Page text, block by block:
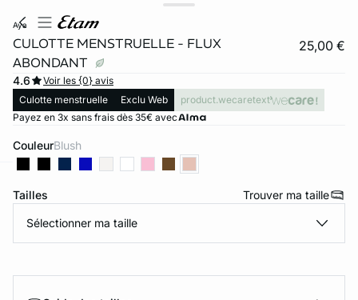
aya
CULOTTE MENSTRUELLE - FLUX
ABONDANT
25,00 €
4.6
Voir les {0} avis
Culotte menstruelle
Exclu Web
product.wecaretext
Payez en 3x sans frais dès 35€ avec
Couleur blush
Tailles Trouver ma taille
Sélectionner ma taille